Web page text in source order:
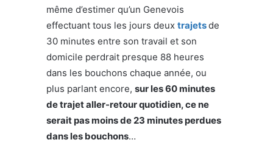
même d’estimer qu’un Genevois
effectuant tous les jours deux trajetsde
30 minutes entre son travail et son
domicile perdrait presque 88 heures
dans les bouchons chaque année, ou
plus parlant encore, sur les 60 minutes
de trajet aller-retour quotidien, ce ne
serait pas moins de 23 minutes perdues
dans les bouchons…